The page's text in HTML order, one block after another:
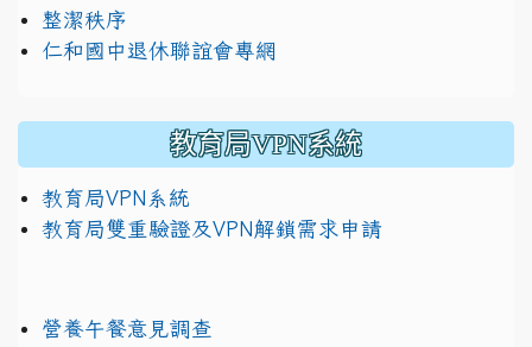
整潔秩序
仁和國中退休聯誼會專網
教育局VPN系統
教育局VPN系統
教育局雙重驗證及VPN解鎖需求申請
營養午餐意見調查